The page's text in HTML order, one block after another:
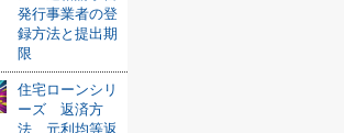
発行事業者の登
録方法と提出期
限
住宅ローンシリ
ーズ 返済方
法 元利均等返